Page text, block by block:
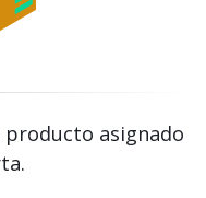
asignado